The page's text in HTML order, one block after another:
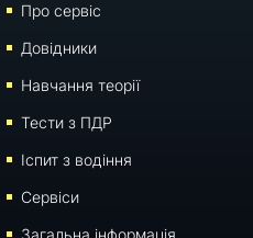
Про сервіс
Довідники
Навчання теорії
Тести з ПДР
Iспит з водіння
Сервіси